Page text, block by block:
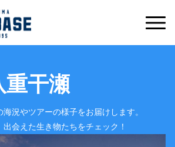
重干瀬
況やツアーの様子をお届けします。
会えた生き物たちをチェック！